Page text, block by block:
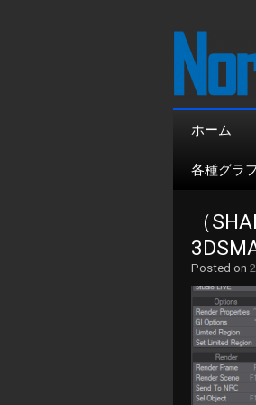
ホーム
各種グラ
（
Posted on